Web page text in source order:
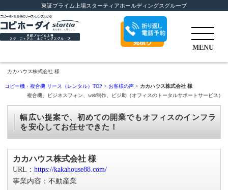
東証プライム上場スターティアホールディングスグループ
無料カンタン見
折り返し電話予
MENU
カカハウス株式会社 様
コピー機・複合機 リース（レンタル）TOP > お客様の声 > カカハウス株式会社 様
複合機、ビジネスフォン、web制作、ビジ助（オフィスのトータルサポートサービス）
幅広い提案で、初めての開業でもオフィスのインフラ
を安心してお任せできた！
カカハウス株式会社 様
URL：https://kakahouse88.com/
事業内容：不動産業